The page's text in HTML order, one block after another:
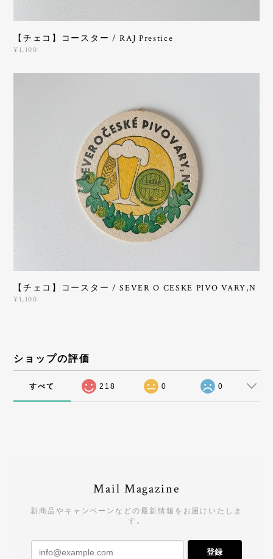
【チェコ】コースター / RAJ Prestice
¥1,100
【チェコ】コースター / SEVER O CESKE PIVO VARY,N
¥1,100
ショップの評価
すべて 218 0 0
Mail Magazine
新商品やキャンペーンなどの最新情報をお届けいたしま
す。
登録